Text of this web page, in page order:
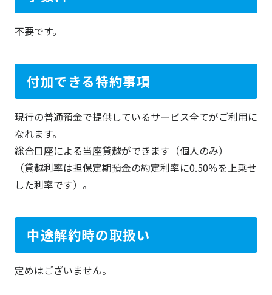
不要です。
付加できる特約事項
現行の普通預金で提供しているサービス全てがご利用に
なれます。
総合口座による当座貸越ができます（個人のみ）
（貸越利率は担保定期預金の約定利率に0.50％を上乗せ
した利率です）。
中途解約時の取扱い
定めはございません。